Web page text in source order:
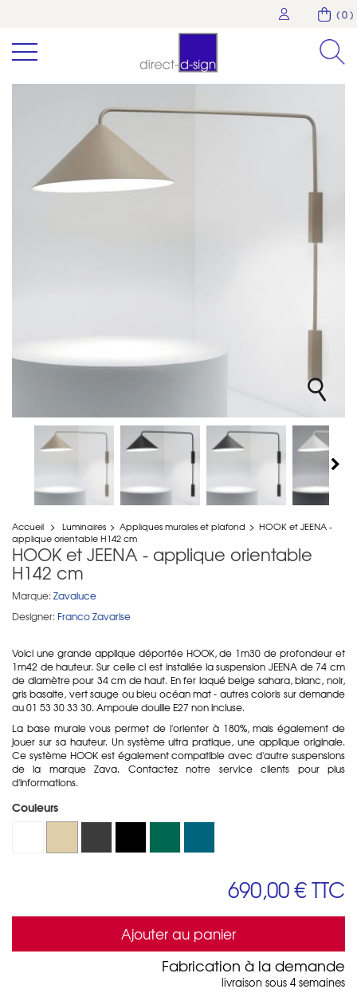
( 0 )
Accueil > Luminaires > Appliques murales et plafond > HOOK et JEENA -
applique orientable H142 cm
HOOK et JEENA - applique orientable
H142 cm
Marque: Zavaluce
Designer: Franco Zavarise
Voici une grande applique déportée HOOK, de 1m30 de profondeur et
1m42 de hauteur. Sur celle ci est installée la suspension JEENA de 74 cm
de diamètre pour 34 cm de haut. En fer laqué beige sahara, blanc, noir,
gris basalte, vert sauge ou bleu océan mat - autres coloris sur demande
au 01 53 30 33 30. Ampoule douille E27 non incluse.
La base murale vous permet de l'orienter à 180%, mais également de
jouer sur sa hauteur. Un système ultra pratique, une applique originale.
Ce système HOOK est également compatible avec d'autre suspensions
de la marque Zava. Contactez notre service clients pour plus
d'informations.
Couleurs
690,00 €TTC
Ajouter au panier
Fabrication à la demande
livraison sous 4 semaines